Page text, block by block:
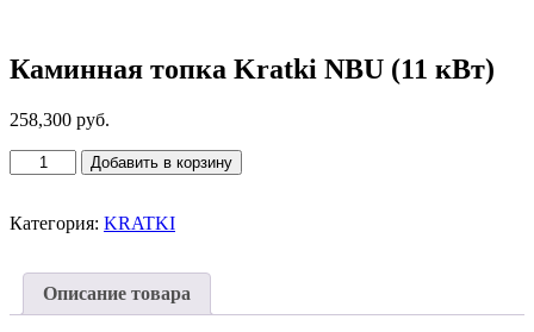
Каминная топка Kratki NBU (11 кВт)
258,300 руб.
Количество
товара
топка
кВт)
Добавить в корзину
Категория: KRATKI
Описание товара